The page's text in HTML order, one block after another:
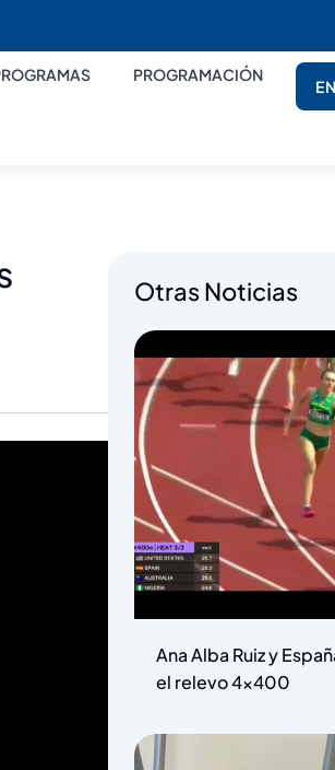
PROGRAMACIÓN
Otras Noticias
Ana Alba Ruiz y
el relevo 4×400